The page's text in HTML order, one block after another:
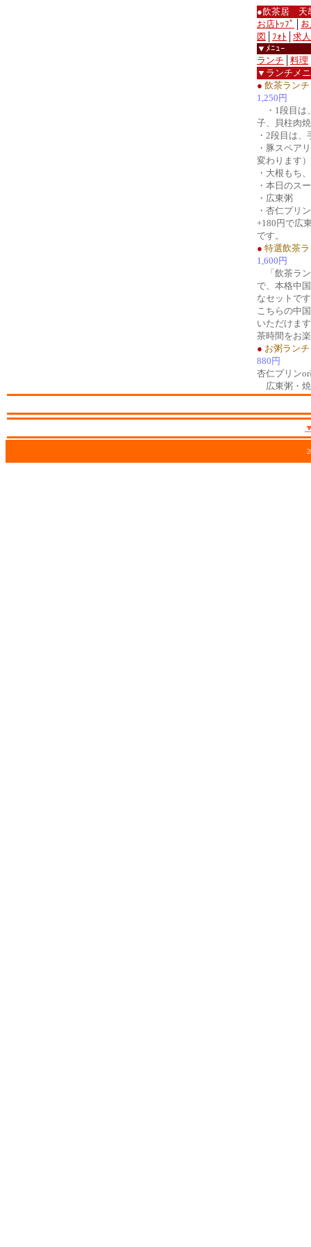
●飲茶居 天
お店ﾄｯﾌﾟ
図
ﾌｫﾄ
求
▼ﾒﾆｭｰ
ランチ
料理
▼ランチメ
● 飲茶ランチ
1,250円
・1段目は
子、貝柱肉
・2段目は
・豚スペア
変わります）
・大根もち
・本日のス
・広東粥
・杏仁プリン
+180円で広
です。
● 特選飲茶
1,600円
「飲茶ラン
で、本格中
なセットで
こちらの中
いただけま
茶時間をお
● お粥ランチ
880円
杏仁プリン
広東粥・